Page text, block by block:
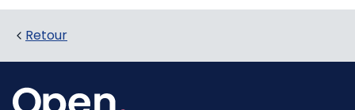
Retour